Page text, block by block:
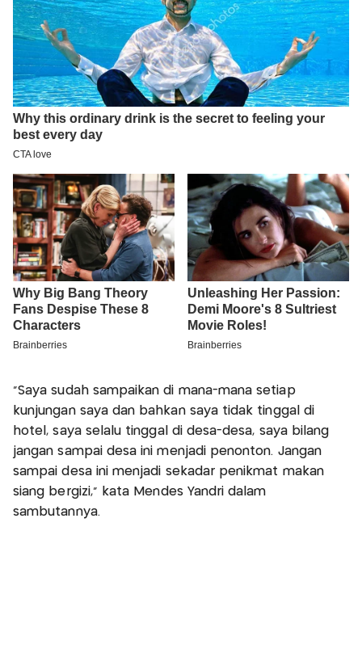
“Saya sudah sampaikan di mana-mana setiap
kunjungan saya dan bahkan saya tidak tinggal di
hotel, saya selalu tinggal di desa-desa, saya bilang
jangan sampai desa ini menjadi penonton. Jangan
sampai desa ini menjadi sekadar penikmat makan
siang bergizi,” kata Mendes Yandri dalam
sambutannya.